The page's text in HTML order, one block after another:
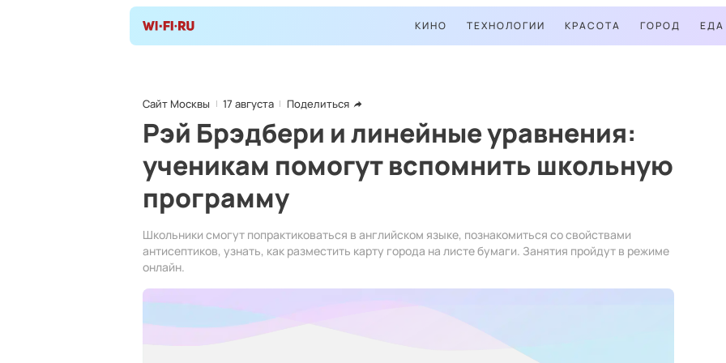
КИНО ТЕХНОЛОГИИ КРАСОТА ГОРОД ЕДА
Сайт Москвы 17 августа Поделиться
Рэй Брэдбери и линейные уравнения:
ученикам помогут вспомнить школьную
программу
Школьники смогут попрактиковаться в английском языке, познакомиться со свойствами
антисептиков, узнать, как разместить карту города на листе бумаги. Занятия пройдут в режиме
онлайн.